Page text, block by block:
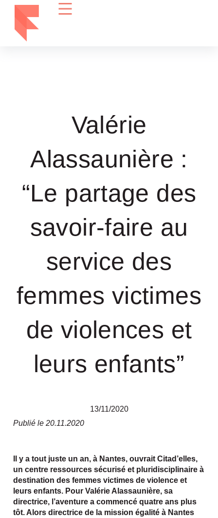
Valérie
Alassaunière :
“Le partage des
savoir-faire au
service des
femmes victimes
de violences et
leurs enfants”
13/11/2020
Publié le 20.11.2020
Il y a tout juste un an, à Nantes, ouvrait Citad’elles,
un centre ressources sécurisé et pluridisciplinaire à
destination des femmes victimes de violence et
leurs enfants. Pour Valérie Alassaunière, sa
directrice, l’aventure a commencé quatre ans plus
tôt. Alors directrice de la mission égalité à Nantes